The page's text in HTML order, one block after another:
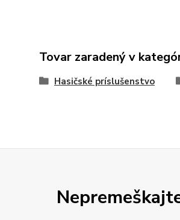
Tovar zaradený v
Hasičské príslušenstvo